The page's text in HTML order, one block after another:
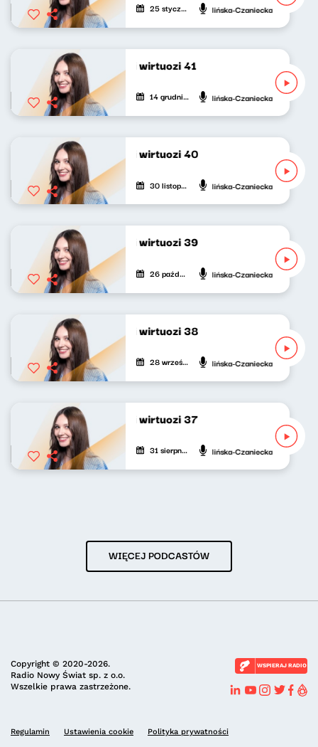
25 stycznia 2026
Adrianna Calińska-Czaniecka
Progresywni wirtuozi 41
14 grudnia 2025
Adrianna Calińska-Czaniecka
Progresywni wirtuozi 40
30 listopada 2025
Adrianna Calińska-Czaniecka
Progresywni wirtuozi 39
26 października 2025
Adrianna Calińska-Czaniecka
Progresywni wirtuozi 38
28 września 2025
Adrianna Calińska-Czaniecka
Progresywni wirtuozi 37
31 sierpnia 2025
Adrianna Calińska-Czaniecka
WIĘCEJ PODCASTÓW
Copyright © 2020-2026.
Radio Nowy Świat sp. z o.o.
Wszelkie prawa zastrzeżone.
WSPIERAJ RADIO
Regulamin Ustawienia cookie Polityka prywatności